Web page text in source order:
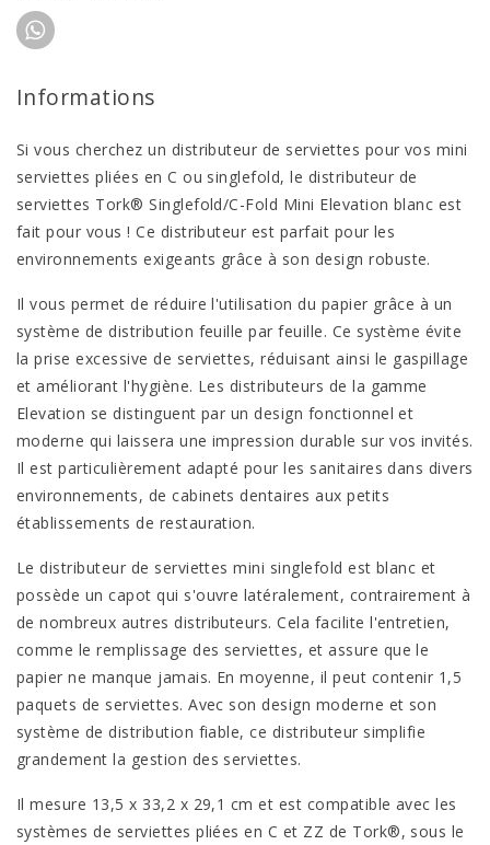
Informations
Si vous cherchez un distributeur de serviettes pour vos mini
serviettes pliées en C ou singlefold, le distributeur de
serviettes Tork® Singlefold/C-Fold Mini Elevation blanc est
fait pour vous ! Ce distributeur est parfait pour les
environnements exigeants grâce à son design robuste.
Il vous permet de réduire l'utilisation du papier grâce à un
système de distribution feuille par feuille. Ce système évite
la prise excessive de serviettes, réduisant ainsi le gaspillage
et améliorant l'hygiène. Les distributeurs de la gamme
Elevation se distinguent par un design fonctionnel et
moderne qui laissera une impression durable sur vos invités.
Il est particulièrement adapté pour les sanitaires dans divers
environnements, de cabinets dentaires aux petits
établissements de restauration.
Le distributeur de serviettes mini singlefold est blanc et
possède un capot qui s'ouvre latéralement, contrairement à
de nombreux autres distributeurs. Cela facilite l'entretien,
comme le remplissage des serviettes, et assure que le
papier ne manque jamais. En moyenne, il peut contenir 1,5
paquets de serviettes. Avec son design moderne et son
système de distribution fiable, ce distributeur simplifie
grandement la gestion des serviettes.
Il mesure 13,5 x 33,2 x 29,1 cm et est compatible avec les
systèmes de serviettes pliées en C et ZZ de Tork®, sous le